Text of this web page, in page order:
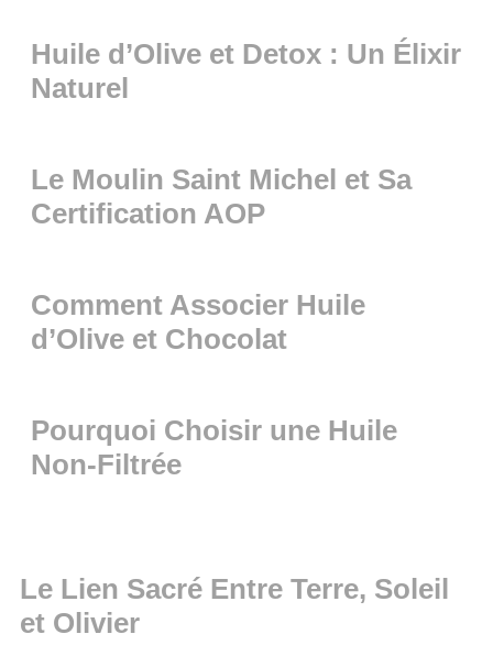
Huile d’Olive et Detox : Un Élixir
Naturel
Le Moulin Saint Michel et Sa
Certification AOP
Comment Associer Huile
d’Olive et Chocolat
Pourquoi Choisir une Huile
Non-Filtrée
Le Lien Sacré Entre Terre, Soleil
et Olivier